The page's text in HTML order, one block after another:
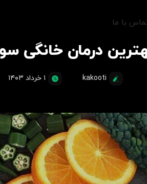
با ما
درمان
kakooti ۱ خرداد ۱۴۰۳